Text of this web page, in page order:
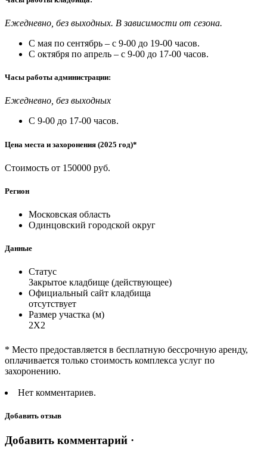
Ежедневно, без выходных. В зависимости от сезона.
С мая по сентябрь – с 9-00 до 19-00 часов.
С октября по апрель – с 9-00 до 17-00 часов.
Часы работы администрации:
Ежедневно, без выходных
С 9-00 до 17-00 часов.
Цена места и захоронения (2025 год)*
Стоимость от 150000 руб.
Регион
Московская область
Одинцовский городской округ
Данные
Статус
Закрытое кладбище (действующее)
Официальный сайт кладбища
отсутствует
Размер участка (м)
2Х2
* Место предоставляется в бесплатную бессрочную аренду,
оплачивается только стоимость комплекса услуг по
захоронению.
Нет комментариев.
Добавить отзыв
Добавить комментарий ·